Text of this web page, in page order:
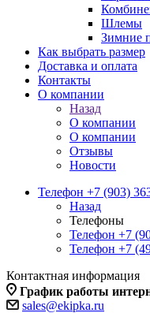
Шлемы
Зимние
Как выбрать размер
Доставка и оплата
Контакты
О компании
Назад
О компании
О компании
Отзывы
Новости
Телефон +7 (903)
Назад
Телефоны
Телефон +7
Телефон +7
Контактная информация
График работы
sales@ekipka.ru